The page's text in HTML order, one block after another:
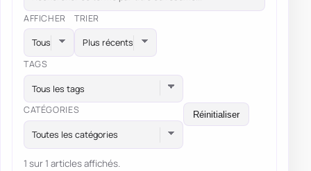
AFFICHER TRIER
TAGS
Tous les tags
CATÉGORIES
Toutes les catégories
Réinitialiser
1 sur 1 articles affichés.